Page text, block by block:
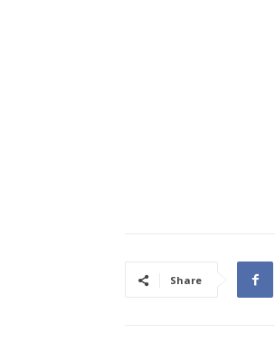
Share